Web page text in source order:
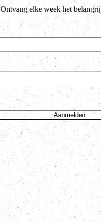
Ontvang elke week het
Aanmelden